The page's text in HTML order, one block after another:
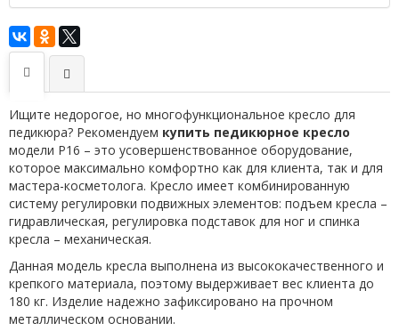
Ищите недорогое, но многофункциональное кресло для
педикюра? Рекомендуем купить педикюрное кресло
модели P16 – это усовершенствованное оборудование,
которое максимально комфортно как для клиента, так и для
мастера-косметолога. Кресло имеет комбинированную
систему регулировки подвижных элементов: подъем кресла –
гидравлическая, регулировка подставок для ног и спинка
кресла – механическая.
Данная модель кресла выполнена из высококачественного и
крепкого материала, поэтому выдерживает вес клиента до
180 кг. Изделие надежно зафиксировано на прочном
металлическом основании.